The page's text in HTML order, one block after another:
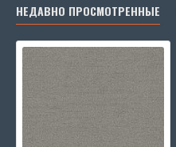
НЕДАВНО ПРОСМОТРЕННЫЕ